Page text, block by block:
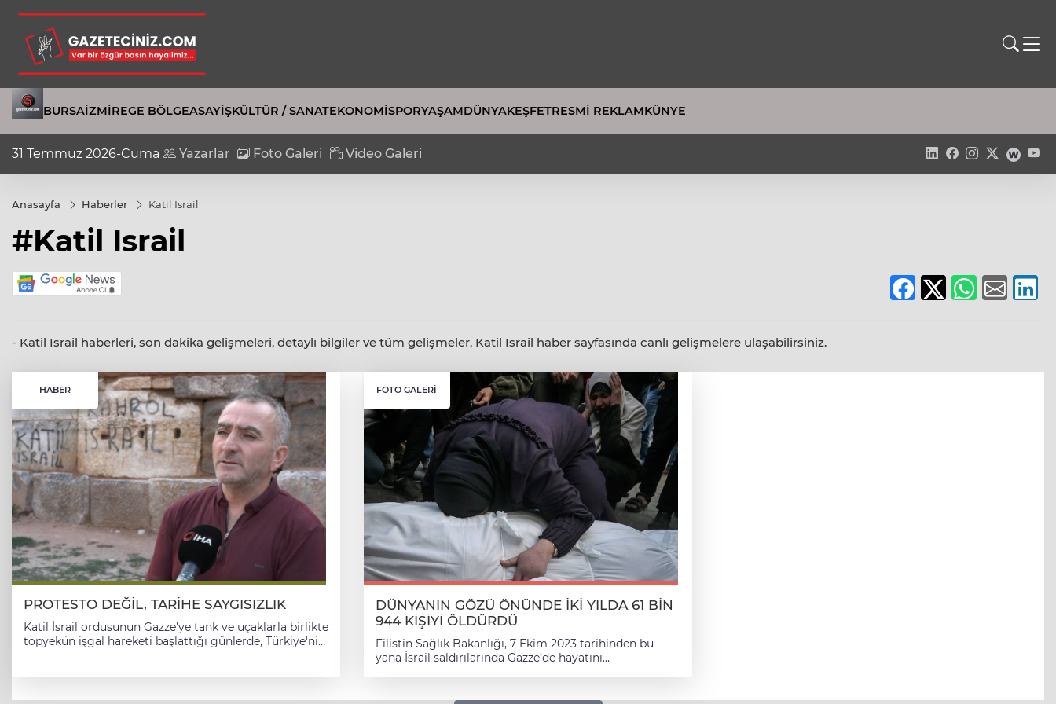
BURSAİZMIREGE BÖLGEASAYIŞKÜLTÜR / SANATEKONOMISPORYAŞAMDÜNYAKEŞFETRESMI REKLAMKÜNYE
31 Temmuz 2026-Cuma Yazarlar Foto Galeri Video Galeri
Anasayfa Haberler Katil Israil
#Katil Israil
- Katil Israil haberleri, son dakika gelişmeleri, detaylı bilgiler ve tüm gelişmeler, Katil Israil haber sayfasında canlı gelişmelere ulaşabilirsiniz.
HABER
PROTESTO DEĞİL, TARİHE SAYGISIZLIK
Katil İsrail ordusunun Gazze'ye tank ve uçaklarla birlikte
topyekün işgal hareketi başlattığı günlerde, Türkiye'nin
vatandaşları ve turizmcileri isyan ettirdi. İsrail'in yaptığı
FOTO GALERI
DÜNYANIN GÖZÜ ÖNÜNDE İKİ YILDA 61 BİN
944 KİŞİYİ ÖLDÜRDÜ
Filistin Sağlık Bakanlığı, 7 Ekim 2023 tarihinden bu
yana İsrail saldırılarında Gazze’de hayatını